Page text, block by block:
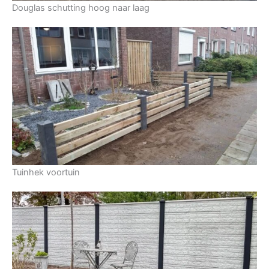
Douglas schutting hoog naar laag
Tuinhek voortuin